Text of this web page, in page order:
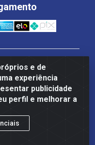
e de
experiência
publicidade
perfil e melhorar a
08.691.096/0001-93 -
9, 11, 13, 14 Ao 32,
Brasília/DF - CEP